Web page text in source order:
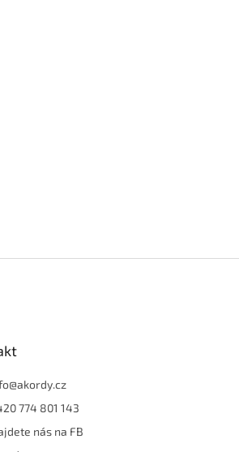
@akordy.cz
774 801 143
nás na FB